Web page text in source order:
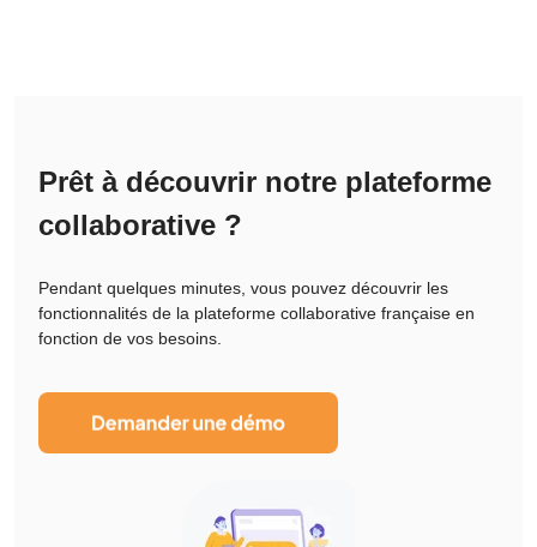
Prêt à découvrir notre plateforme
collaborative ?
Pendant quelques minutes, vous pouvez découvrir les
fonctionnalités de la plateforme collaborative française en
fonction de vos besoins.